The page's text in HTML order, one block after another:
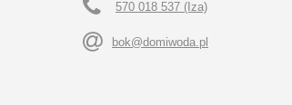
570 018 537 (Iza)
bok@domiwoda.pl